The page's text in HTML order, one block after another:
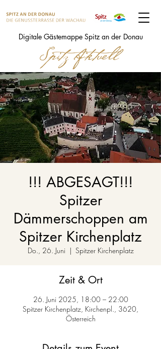
Digitale Gästemappe Spitz an der Donau
!!! ABGESAGT!!!
Spitzer
Dämmerschoppen am
Spitzer Kirchenplatz
Do., 26. Juni
  |
Spitzer Kirchenplatz
Zeit & Ort
26. Juni 2025, 18:00 – 22:00
Spitzer Kirchenplatz, Kirchenpl., 3620,
Österreich